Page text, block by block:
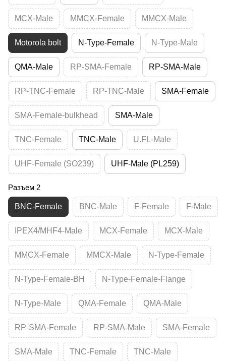
MCX-Male MMCX-Female MMCX-Male
Motorola bolt N-Type-Female N-Type-Male
QMA-Male RP-SMA-Female RP-SMA-Male
RP-TNC-Female RP-TNC-Male SMA-Female
SMA-Female-bulkhead SMA-Male
TNC-Female TNC-Male U.FL-Male
UHF-Female (SO239) UHF-Male (PL259)
Разъем 2
BNC-Female BNC-Male F-Female F-Male
IPEX4/MHF4-Male MCX-Female MCX-Male
MMCX-Female MMCX-Male N-Type-Female
N-Type-Female-BH N-Type-Female-Flange
N-Type-Male QMA-Female QMA-Male
RP-SMA-Female RP-SMA-Male SMA-Female
SMA-Male TNC-Female TNC-Male